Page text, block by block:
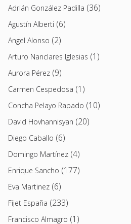
Adrián González Padilla (36)
Agustín Alberti (6)
Angel Alonso (2)
Arturo Nanclares Iglesias (1)
Aurora Pérez (9)
Carmen Cespedosa (1)
Concha Pelayo Rapado (10)
David Hovhannisyan (20)
Diego Caballo (6)
Domingo Martínez (4)
Enrique Sancho (177)
Eva Martinez (6)
Fijet España (233)
Francisco Almagro (1)